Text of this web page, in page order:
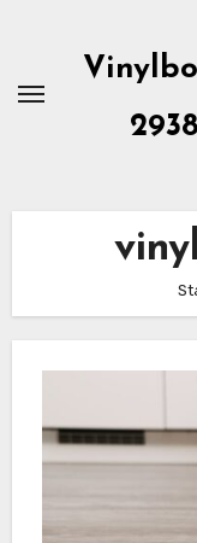
springen